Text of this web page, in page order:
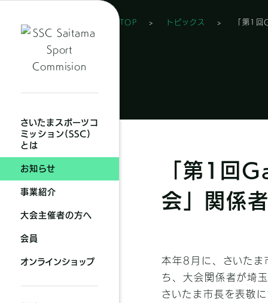
さいたまスポーツコ
ミッション(SSC)
とは
お知らせ
事業紹介
大会主催者の方へ
会員
オンラインショップ
TOP > トピックス > 「第1
「第1回
会」関係
本年8月に、さいた
ち、大会関係者が埼
さいたま市長を表敬